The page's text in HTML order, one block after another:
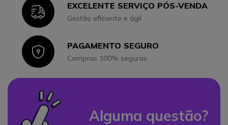
IconEXCELENTE SERVIÇO PÓS-VENDA
Gestão eficiente e ágil
IconPAGAMENTO SEGURO
Compras 100% seguras
Alguma questão?